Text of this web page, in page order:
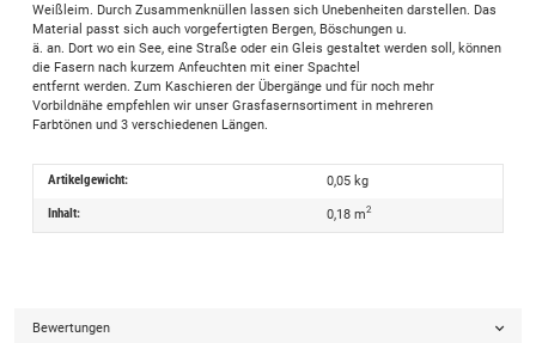
Weißleim. Durch Zusammenknüllen lassen sich Unebenheiten darstellen. Das
Material passt sich auch vorgefertigten Bergen, Böschungen u.
ä. an. Dort wo ein See, eine Straße oder ein Gleis gestaltet werden soll, können
die Fasern nach kurzem Anfeuchten mit einer Spachtel
entfernt werden. Zum Kaschieren der Übergänge und für noch mehr
Vorbildnähe empfehlen wir unser Grasfasernsortiment in mehreren
Farbtönen und 3 verschiedenen Längen.
Artikelgewicht: 0,05 kg
Inhalt: 0,18 m2
Bewertungen